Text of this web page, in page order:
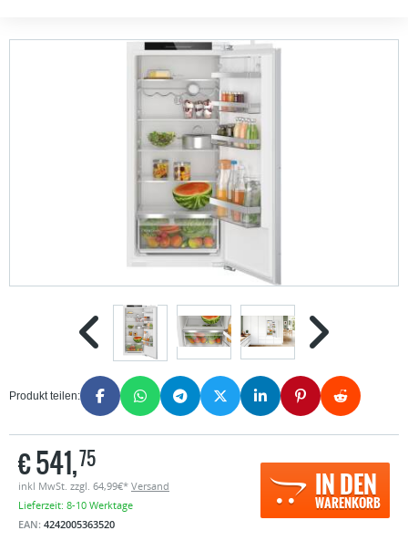
Produkt teilen:
IN DEN
WARENKORB
€541,75
inkl MwSt. zzgl. 64,99€* Versand
Lieferzeit: 8-10 Werktage
EAN: 4242005363520